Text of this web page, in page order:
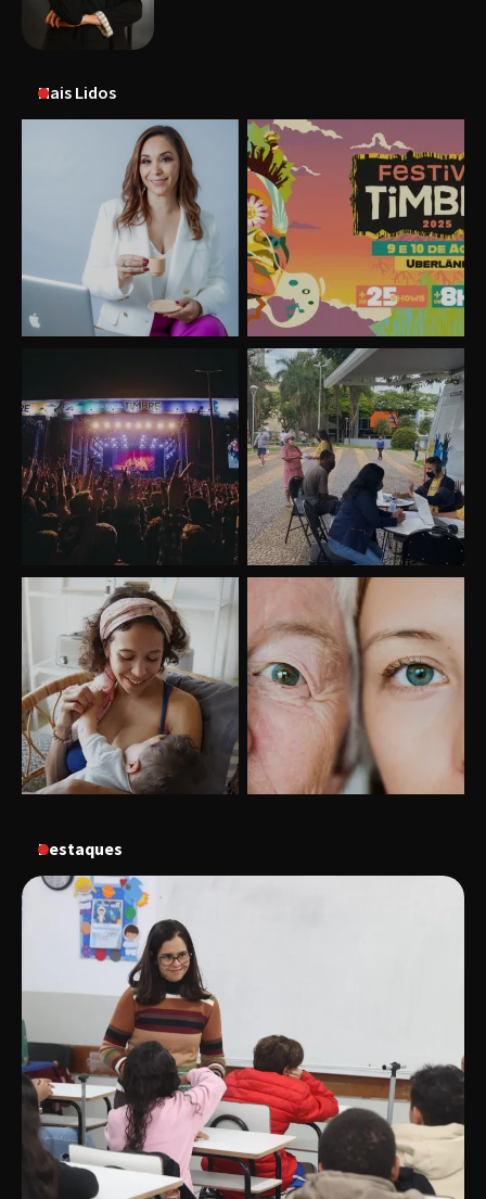
Mais Lidos
Destaques
Uberlândia recebe o projeto “Experiência Rio”
no dia 17 de junho
gastronomia de Uberlândia em dois dias de
evento gratuito
“Uma prosa de valor” é o tema da roda de
conversa com o diretor e a produtora do
espetáculo Bárbara
“Tom na Fazenda” retorna à Uberlândia após
sucesso absoluto em 2025